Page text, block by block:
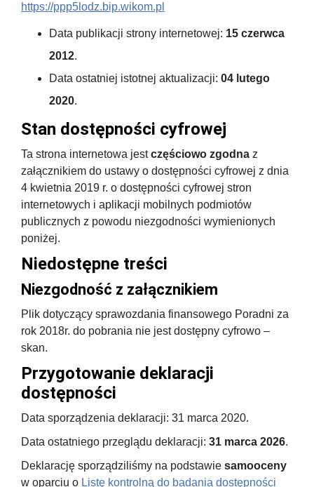
https://ppp5lodz.bip.wikom.pl
Data publikacji strony internetowej: 15 czerwca
2012.
Data ostatniej istotnej aktualizacji: 04 lutego
2020.
Stan dostępności cyfrowej
Ta strona internetowa jestczęściowo zgodna z
załącznikiem do ustawy o dostępności cyfrowej z dnia
4 kwietnia 2019 r. o dostępności cyfrowej stron
internetowych i aplikacji mobilnych podmiotów
publicznych z powodu niezgodności wymienionych
poniżej.
Niedostępne treści
Niezgodność z załącznikiem
Plik dotyczący sprawozdania finansowego Poradni za
rok 2018r. do pobrania nie jest dostępny cyfrowo –
skan.
Przygotowanie deklaracji
dostępności
Data sporządzenia deklaracji: 31 marca 2020.
Data ostatniego przeglądu deklaracji: 31 marca 2026.
Deklarację sporządziliśmy na podstawie samooceny
w oparciu o Listę kontrolną do badania dostępności